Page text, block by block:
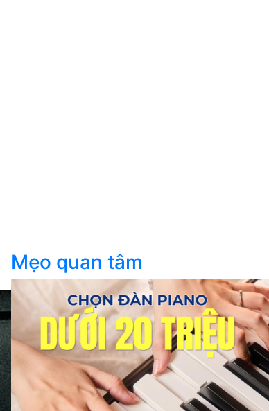
Mẹo quan tâm